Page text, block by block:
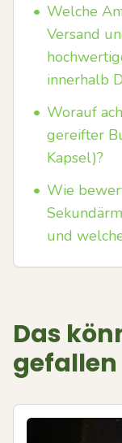
• Welche
Versand
innerhalb
• Worauf
gereifter
Kapsel)?
• Wie
und
Das
gefallen